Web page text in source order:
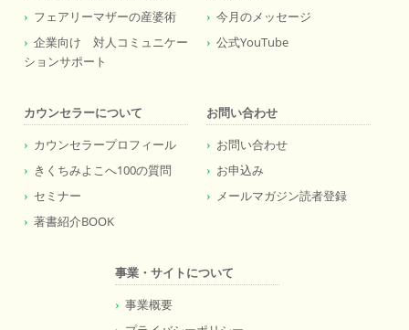
フェアリーマザーの産婆術
企業向け 対人コミュニケー
ションサポート
今月のメッセージ
公式YouTube
カウンセラーについて
カウンセラープロフィール
きくちみよこへ100の質問
セミナー
著書紹介BOOK
お問い合わせ
お問い合わせ
お申込み
メールマガジン読者登録
事業・サイトについて
事業概要